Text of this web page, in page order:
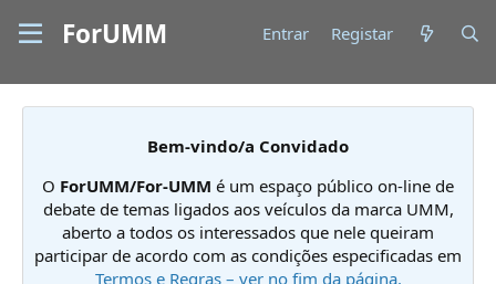
ForUMM Entrar Registar
Bem-vindo/a Convidado
O ForUMM/For-UMM é um espaço público on-line de
debate de temas ligados aos veículos da marca UMM,
aberto a todos os interessados que nele queiram
participar de acordo com as condições especificadas em
Termos e Regras – ver no fim da página.